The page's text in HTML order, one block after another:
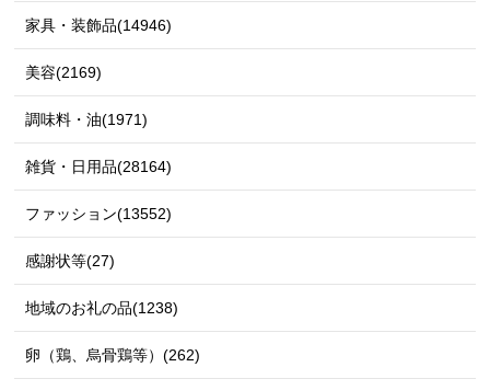
家具・装飾品(14946)
美容(2169)
調味料・油(1971)
雑貨・日用品(28164)
ファッション(13552)
感謝状等(27)
地域のお礼の品(1238)
卵（鶏、烏骨鶏等）(262)